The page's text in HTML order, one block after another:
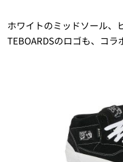
ホワイトのミッドソール、
TEBOARDSのロゴも、コラ